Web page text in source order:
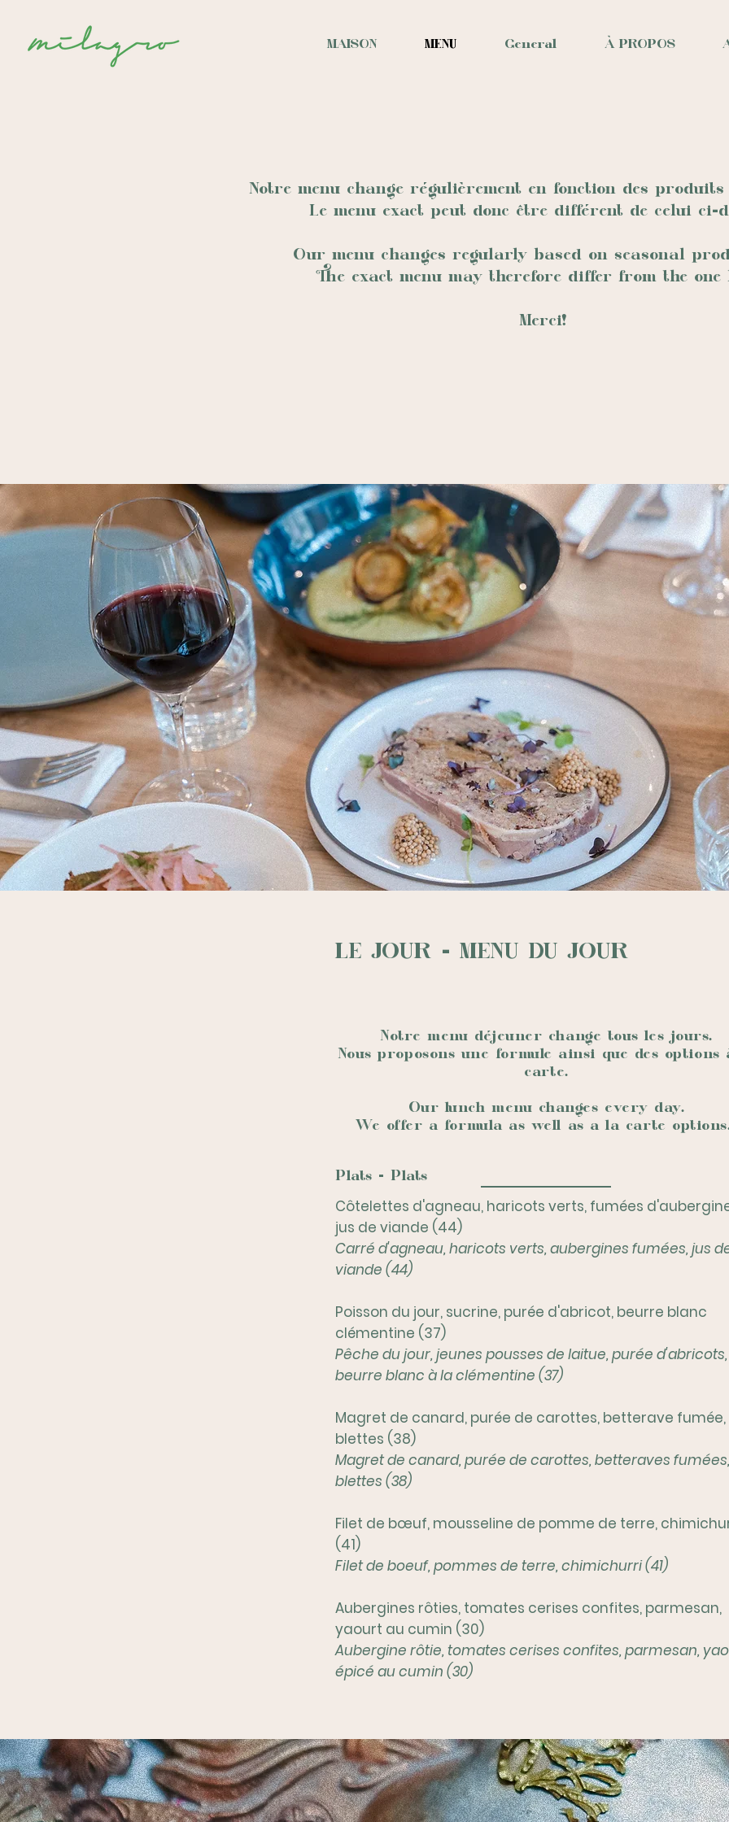
MAISON MENU General À PROPOS
Notre menu change régulièrement en fonction des produits
Le menu exact peut donc être différent de celui ci-
Our menu changes regularly based on seasonal
The exact menu may therefore differ from the one
Merci!
LE JOUR - MENU DU JOUR
Notre menu déjeuner change tous les jours.
Nous proposons une formule ainsi que des options
carte.
Our lunch menu changes every day.
We offer a formula as well as a la carte
Plats - Plats
Côtelettes d'agneau, haricots verts, fumées
jus de viande (44)
Carré d'agneau, haricots verts, aubergines fumées, jus
viande (44)
Poisson du jour, sucrine, purée d'abricot, beurre blanc
clémentine (37)
Pêche du jour, jeunes pousses de laitue, purée d'abricots,
beurre blanc à la clémentine (37)
Magret de canard, purée de carottes, betterave fumée,
blettes (38)
Magret de canard, purée de carottes, betteraves fumées,
blettes (38)
Filet de bœuf, mousseline de pomme de terre,
(41)
Filet de boeuf, pommes de terre, chimichurri (41)
Aubergines rôties, tomates cerises confites, parmesan,
yaourt au cumin (30)
Aubergine rôtie, tomates cerises confites, parmesan,
épicé au cumin (30)